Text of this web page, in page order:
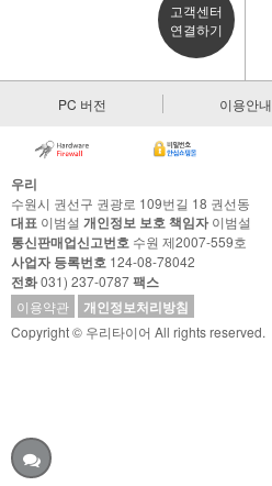
고객센터
연결하기
PC 버전 이용안내
우리
수원시 권선구 권광로 109번길 18 권선동
대표 이범설 개인정보 보호 책임자이범설
통신판매업신고번호 수원 제2007-559호
사업자 등록번호 124-08-78042
전화031) 237-0787팩스
이용약관 개인정보처리방침
Copyright © 우리타이어 All rights reserved.